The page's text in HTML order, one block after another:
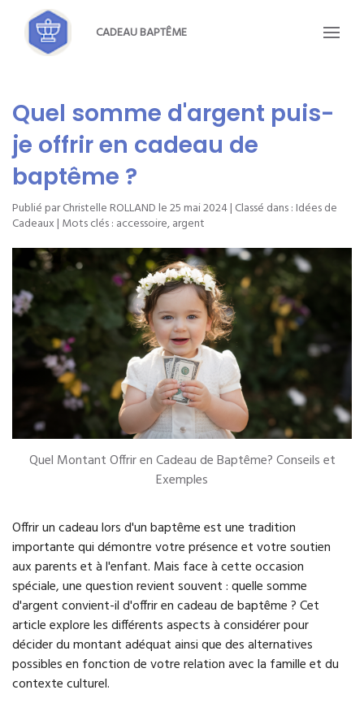
CADEAU BAPTÊME
Quel somme d'argent puis-
je offrir en cadeau de
baptême ?
Publié par Christelle ROLLAND le25 mai 2024| Classé dans : Idées de
Cadeaux | Mots clés : accessoire,argent
Quel Montant Offrir en Cadeau de Baptême? Conseils et
Exemples
Offrir un cadeau lors d'un baptême est une tradition
importante qui démontre votre présence et votre soutien
aux parents et à l'enfant. Mais face à cette occasion
spéciale, une question revient souvent : quelle somme
d'argent convient-il d'offrir en cadeau de baptême ? Cet
article explore les différents aspects à considérer pour
décider du montant adéquat ainsi que des alternatives
possibles en fonction de votre relation avec la famille et du
contexte culturel.